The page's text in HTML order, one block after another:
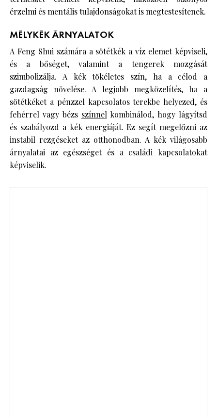
érzelmi és mentális tulajdonságokat is megtestesítenek.
MÉLYKÉK ÁRNYALATOK
A Feng Shui számára a sötétkék a víz elemet képviseli,
és a bőséget, valamint a tengerek mozgását
szimbolizálja. A kék tökéletes szín, ha a célod a
gazdagság növelése. A legjobb megközelítés, ha a
sötétkéket a pénzzel kapcsolatos terekbe helyezed, és
fehérrel vagy bézs színnelkombinálod, hogy lágyítsd
és szabályozd a kék energiáját. Ez segít megelőzni az
instabil rezgéseket az otthonodban. A kék világosabb
árnyalatai az egészséget és a családi kapcsolatokat
képviselik.